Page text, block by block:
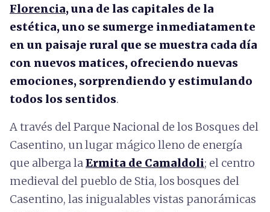
Florencia, una de las capitales de la
estética, uno se sumerge inmediatamente
en un paisaje rural que se muestra cada día
con nuevos matices, ofreciendo nuevas
emociones, sorprendiendo y estimulando
todos los sentidos.
A través del Parque Nacional de los Bosques del
Casentino, un lugar mágico lleno de energía
que alberga laErmita de Camaldoli; el centro
medieval del pueblo de Stia, los bosques del
Casentino, las inigualables vistas panorámicas